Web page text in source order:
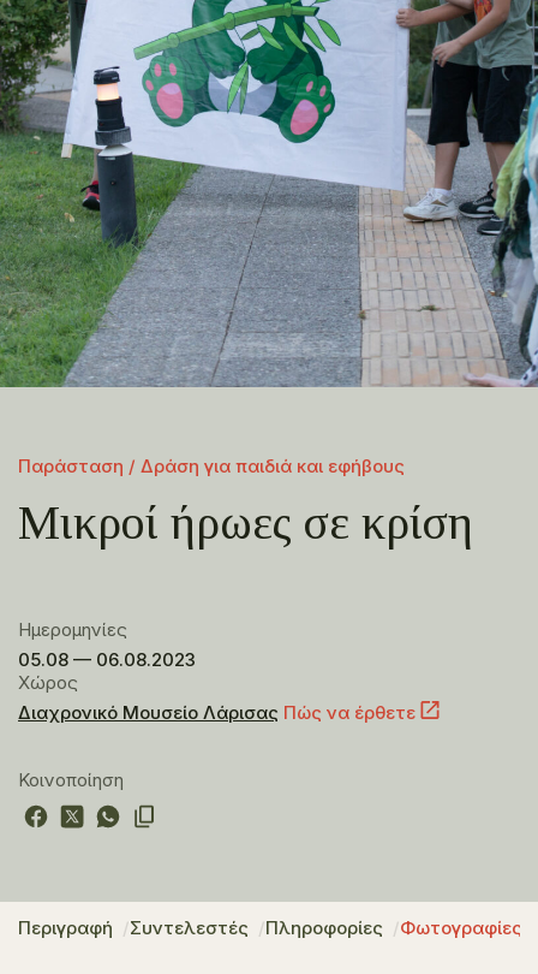
Παράσταση / Δράση για παιδιά και εφήβους
Μικροί ήρωες σε κρίση
Ημερομηνίες
05.08 — 06.08.2023
Χώρος
Διαχρονικό Μουσείο Λάρισας Πώς να έρθετε
Κοινοποίηση
Περιγραφή Συντελεστές Πληροφορίες Φωτογραφίες